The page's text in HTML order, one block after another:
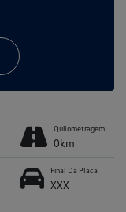
Quilometragem
0km
Final Da Placa
XXX